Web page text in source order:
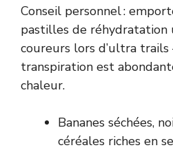
Conseil personnel :
pastilles de réhydratation
coureurs lors d’ultra
transpiration est
chaleur.
Bananes séchées,
céréales riches en